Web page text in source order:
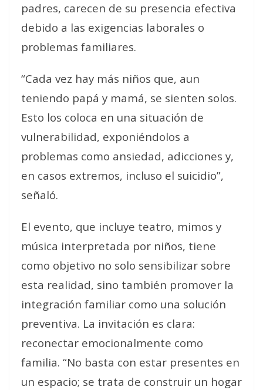
padres, carecen de su presencia efectiva
debido a las exigencias laborales o
problemas familiares.
“Cada vez hay más niños que, aun
teniendo papá y mamá, se sienten solos.
Esto los coloca en una situación de
vulnerabilidad, exponiéndolos a
problemas como ansiedad, adicciones y,
en casos extremos, incluso el suicidio”,
señaló.
El evento, que incluye teatro, mimos y
música interpretada por niños, tiene
como objetivo no solo sensibilizar sobre
esta realidad, sino también promover la
integración familiar como una solución
preventiva. La invitación es clara:
reconectar emocionalmente como
familia. “No basta con estar presentes en
un espacio; se trata de construir un hogar